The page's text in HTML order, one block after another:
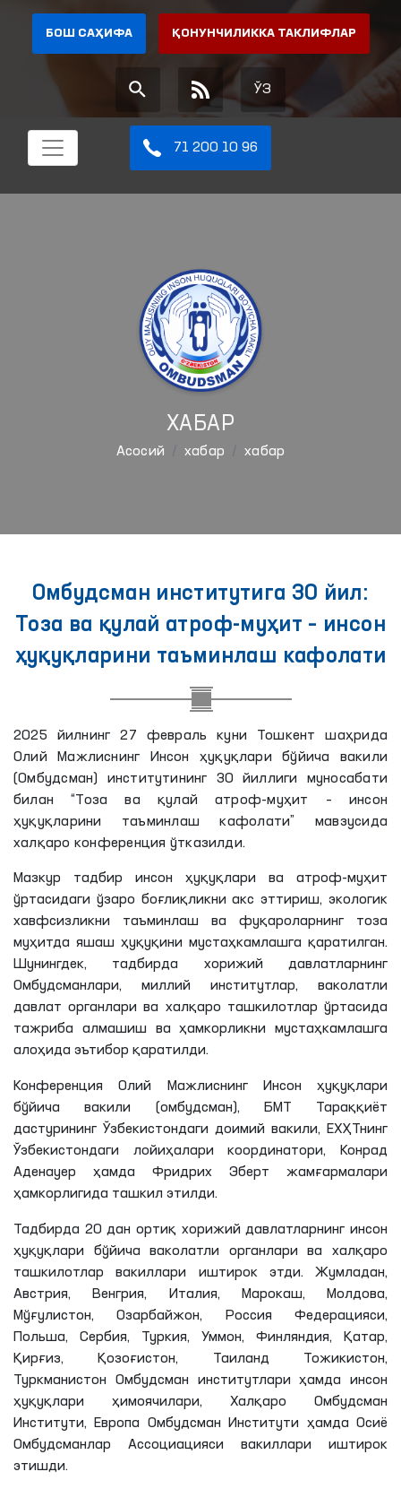
БОШ САҲИФА ҚОНУНЧИЛИККА ТАКЛИФЛАР
ЎЗ
71 200 10 96
ХАБАР
Aсосий хабар хабар
Омбудсман институтига 30 йил:
Тоза ва қулай атроф-муҳит – инсон
ҳуқуқларини таъминлаш кафолати
2025 йилнинг 27 февраль куни Тошкент шаҳрида
Олий Мажлиснинг Инсон ҳуқуқлари бўйича вакили
(Омбудсман) институтининг 30 йиллиги муносабати
билан “Тоза ва қулай атроф-муҳит – инсон
ҳуқуқларини таъминлаш кафолати” мавзусида
халқаро конференция ўтказилди.
Мазкур тадбир инсон ҳуқуқлари ва атроф-муҳит
ўртасидаги ўзаро боғлиқликни акс эттириш, экологик
хавфсизликни таъминлаш ва фуқароларнинг тоза
муҳитда яшаш ҳуқуқини мустаҳкамлашга қаратилган.
Шунингдек, тадбирда хорижий давлатларнинг
Омбудсманлари, миллий институтлар, ваколатли
давлат органлари ва халқаро ташкилотлар ўртасида
тажриба алмашиш ва ҳамкорликни мустаҳкамлашга
алоҳида эътибор қаратилди.
Конференция Олий Мажлиснинг Инсон ҳуқуқлари
бўйича вакили (омбудсман), БМТ Тараққиёт
дастурининг Ўзбекистондаги доимий вакили, ЕХҲТнинг
Ўзбекистондаги лойиҳалари координатори, Конрад
Аденауер ҳамда Фридрих Эберт жамғармалари
ҳамкорлигида ташкил этилди.
Тадбирда 20 дан ортиқ хорижий давлатларнинг инсон
ҳуқуқлари бўйича ваколатли органлари ва халқаро
ташкилотлар вакиллари иштирок этди. Жумладан,
Австрия, Венгрия, Италия, Марокаш, Молдова,
Мўғулистон, Озарбайжон, Россия Федерацияси,
Польша, Сербия, Туркия, Уммон, Финляндия, Қатар,
Қирғиз, Қозоғистон, Таиланд Тожикистон,
Туркманистон Омбудсман институтлари ҳамда инсон
ҳуқуқлари ҳимоячилари, Халқаро Омбудсман
Институти, Европа Омбудсман Институти ҳамда Осиё
Омбудсманлар Ассоциацияси вакиллари иштирок
этишди.